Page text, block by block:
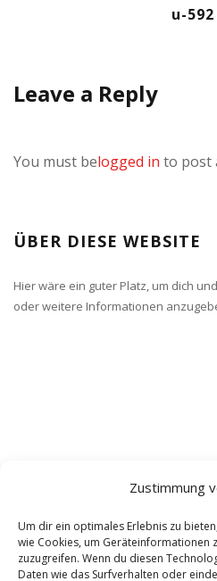
Zustimmung
Um dir ein optimales Erlebnis zu
wie Cookies, um Geräteinformationen
zuzugreifen. Wenn du diesen
Daten wie das Surfverhalten oder
u-592
Leave a Reply
You must belogged in to post
ÜBER DIESE WEBSITE
Hier wäre ein guter Platz, um dich
oder weitere Informationen